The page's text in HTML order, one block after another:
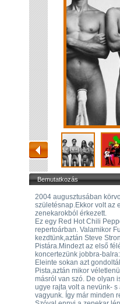
Bemutatkozás
2004 augusztusában
születésnap.Ekkor volt az
zenekarokból érkezett.
Ez egy Red Hot Chili
repertoárban. Valamikor
kezdtünk,aztán Steve
Pistára.Mindezt az első
koncertezünk jobbra-
Eleinte sokan azt
Pista,aztán mikor
másról van szó. De olyan
ugye rajta volt a nevünk-
vagyunk. Így már minden